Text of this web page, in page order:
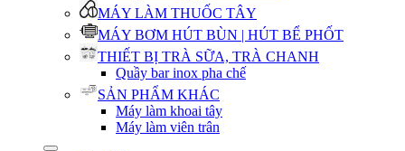
MÁY LÀM THUỐC TÂY
MÁY BƠM HÚT BÙN | HÚT BỂ PHỐT
THIẾT BỊ TRÀ SỮA, TRÀ CHANH
Quầy bar inox pha chế
SẢN PHẨM KHÁC
Máy làm khoai tây
Máy làm viên trân